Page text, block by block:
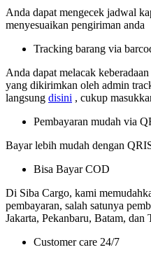
Anda dapat mengecek jadwal
menyesuaikan pengiriman anda
Tracking barang via
Anda dapat melacak
yang dikirimkan oleh admin
langsung disini , cukup
Pembayaran mudah via
Bayar lebih mudah dengan
Bisa Bayar COD
Di Siba Cargo, kami
pembayaran, salah satunya
Jakarta, Pekanbaru, Batam, dan
Customer care 24/7